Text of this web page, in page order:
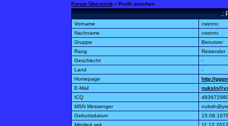
Forum Übersicht» Profil ansehen
.:
Vorname
cwznnc
Nachname
cwznnc
Gruppe
Benutzer
Rang
Reisender
Geschlecht
-
Land
-
Homepage
http://
E-Mail
ICQ
MSN Messenger
Geburtsdatum
Mitglied seit